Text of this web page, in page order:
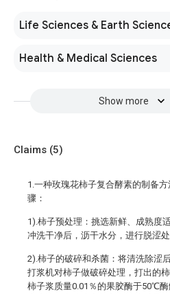
Life Sciences & Earth
Health & Medical Sciences
Show more
Claims (5)
1.一种玫瑰花柿子复合酵素的制备
骤：
1).柿子预处理：挑选新鲜、成熟度
冲洗干净后，沥干水分，进行脱涩处
2).柿子的破碎和杀菌：将清洗除涩
打浆机对柿子做破碎处理，打出的
柿子浆质量0.01％的果胶酶于50℃